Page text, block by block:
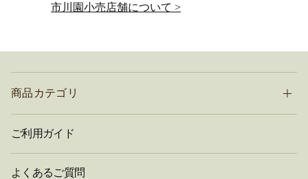
市川園小売店舗について >
商品カテゴリ
ご利用ガイド
よくあるご質問